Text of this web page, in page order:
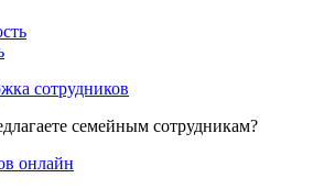
сотрудников
семейным сотрудникам?
онлайн